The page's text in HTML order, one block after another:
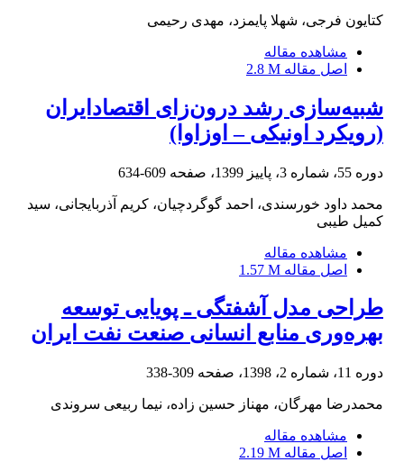
کتایون فرجی، شهلا پایمزد، مهدی رحیمی
مشاهده مقاله
اصل مقاله 2.8 M
شبیه‌سازی رشد درون‌زای اقتصادایران
(رویکرد اونیکی – اوزاوا)
دوره 55، شماره 3، پاییز 1399، صفحه 609-634
محمد داود خورسندی، احمد گوگردچیان، کریم آذربایجانی، سید
کمیل طیبی
مشاهده مقاله
اصل مقاله 1.57 M
طراحی مدل آشفتگی ـ پویایی توسعه
بهره‌وری منابع انسانی صنعت نفت ایران
دوره 11، شماره 2، 1398، صفحه 309-338
محمدرضا مهرگان، مهناز حسین زاده، نیما ربیعی سروندی
مشاهده مقاله
اصل مقاله 2.19 M